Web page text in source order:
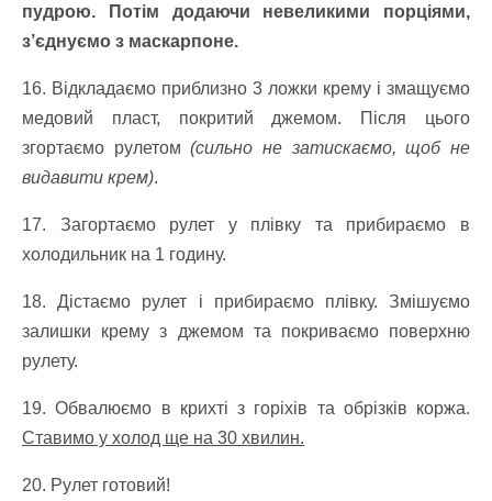
пудрою. Потім додаючи невеликими порціями,
з’єднуємо з маскарпоне.
16. Відкладаємо приблизно 3 ложки крему і змащуємо
медовий пласт, покритий джемом. Після цього
згортаємо рулетом(сильно не затискаємо, щоб не
видавити крем).
17. Загортаємо рулет у плівку та прибираємо в
холодильник на 1 годину.
18. Дістаємо рулет і прибираємо плівку. Змішуємо
залишки крему з джемом та покриваємо поверхню
рулету.
19. Обвалюємо в крихті з горіхів та обрізків коржа.
Ставимо у холод ще на 30 хвилин.
20. Рулет готовий!